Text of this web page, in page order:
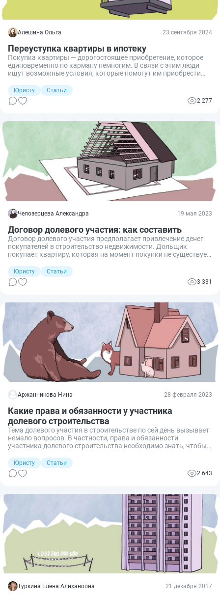
Алешина Ольга 23 сентября 2024
Переуступка квартиры в ипотеку
Покупка квартиры — дорогостоящее приобретение, которое
единовременно по карману немногим. В связи с этим люди
ищут возможные условия, которые помогут им приобрести
приобретение по переуступке права по договору долевого
участия (ДДУ). Разберем, возможна ли переуступка по ДДУ
по ипотеке и как ее оформить.
Юристу
Статьи
2 277
Челозерцева Александра 19 мая 2023
Договор долевого участия: как составить
Договор долевого участия предполагает привлечение денег
покупателей в строительство недвижимости. Дольщик
покупает квартиру, которая на момент покупки не существует.
как его зарегистрировать и на что обратить внимание при
заключении.
Юристу
Статьи
3 331
Аржанникова Нина 28 февраля 2023
Какие права и обязанности у участника
долевого строительства
Тема долевого участия в строительстве по сей день вызывает
немало вопросов. В частности, права и обязанности
участника долевого строительства необходимо знать, чтобы в
интересы. Поговорим об этом.
Юристу
Статьи
2 643
Туркина Елена Алихановна 21 декабря 2017